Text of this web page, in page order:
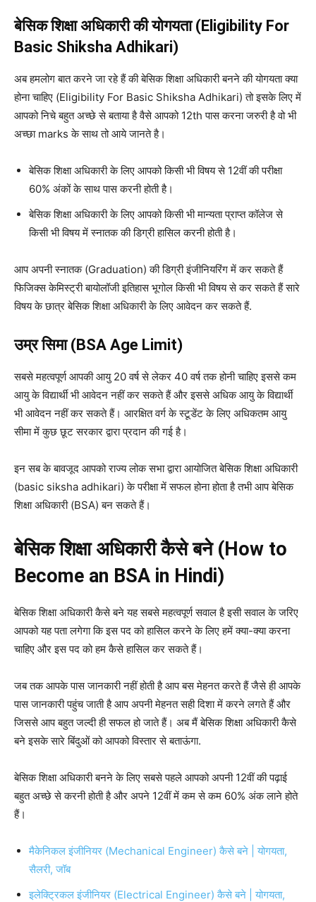
बेसिक शिक्षा अधिकारी की योगयता (Eligibility For
Basic Shiksha Adhikari)
अब हमलोग बात करने जा रहे हैं की बेसिक शिक्षा अधिकारी बनने की योगयता क्या
होना चाहिए (Eligibility For Basic Shiksha Adhikari) तो इसके लिए में
आपको निचे बहुत अच्छे से बताया है वैसे आपको 12th पास करना जरुरी है वो भी
अच्छा marks के साथ तो आये जानते है।
बेसिक शिक्षा अधिकारी के लिए आपको किसी भी विषय से 12वीं की परीक्षा
60% अंकों के साथ पास करनी होती है।
बेसिक शिक्षा अधिकारी के लिए आपको किसी भी मान्यता प्राप्त कॉलेज से
किसी भी विषय में स्नातक की डिग्री हासिल करनी होती है।
आप अपनी स्नातक (Graduation) की डिग्री इंजीनियरिंग में कर सकते हैं
फिजिक्स केमिस्ट्री बायोलॉजी इतिहास भूगोल किसी भी विषय से कर सकते हैं सारे
विषय के छात्र बेसिक शिक्षा अधिकारी के लिए आवेदन कर सकते हैं.
उम्र सिमा (BSA Age Limit)
सबसे महत्वपूर्ण आपकी आयु 20 वर्ष से लेकर 40 वर्ष तक होनी चाहिए इससे कम
आयु के विद्यार्थी भी आवेदन नहीं कर सकते हैं और इससे अधिक आयु के विद्यार्थी
भी आवेदन नहीं कर सकते हैं। आरक्षित वर्ग के स्टूडेंट के लिए अधिकतम आयु
सीमा में कुछ छूट सरकार द्वारा प्रदान की गई है।
इन सब के बावजूद आपको राज्य लोक सभा द्वारा आयोजित बेसिक शिक्षा अधिकारी
(basic siksha adhikari) के परीक्षा में सफल होना होता है तभी आप बेसिक
शिक्षा अधिकारी (BSA) बन सकते हैं।
बेसिक शिक्षा अधिकारी कैसे बने (How to
Become an BSA in Hindi)
बेसिक शिक्षा अधिकारी कैसे बने यह सबसे महत्वपूर्ण सवाल है इसी सवाल के जरिए
आपको यह पता लगेगा कि इस पद को हासिल करने के लिए हमें क्या-क्या करना
चाहिए और इस पद को हम कैसे हासिल कर सकते हैं।
जब तक आपके पास जानकारी नहीं होती है आप बस मेहनत करते हैं जैसे ही आपके
पास जानकारी पहुंच जाती है आप अपनी मेहनत सही दिशा में करने लगते हैं और
जिससे आप बहुत जल्दी ही सफल हो जाते हैं। अब मैं बेसिक शिक्षा अधिकारी कैसे
बने इसके सारे बिंदुओं को आपको विस्तार से बताऊंगा.
बेसिक शिक्षा अधिकारी बनने के लिए सबसे पहले आपको अपनी 12वीं की पढ़ाई
बहुत अच्छे से करनी होती है और अपने 12वीं में कम से कम 60% अंक लाने होते
हैं।
मैकेनिकल इंजीनियर (Mechanical Engineer) कैसे बने | योगयता,
सैलरी, जॉब
इलेक्ट्रिकल इंजीनियर (Electrical Engineer) कैसे बने | योगयता,